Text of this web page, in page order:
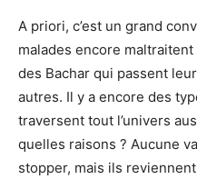
A priori, c’est un grand
malades encore
des Bachar qui passent
autres. Il y a encore des
traversent tout l’univers
quelles raisons ? Aucune
stopper, mais ils